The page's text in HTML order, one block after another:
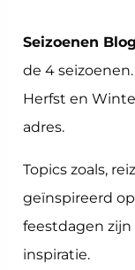
Seizoenen Blog
de 4
Herfst en
adres.
Topics zoals,
geïnspireerd
feestdagen
inspiratie.